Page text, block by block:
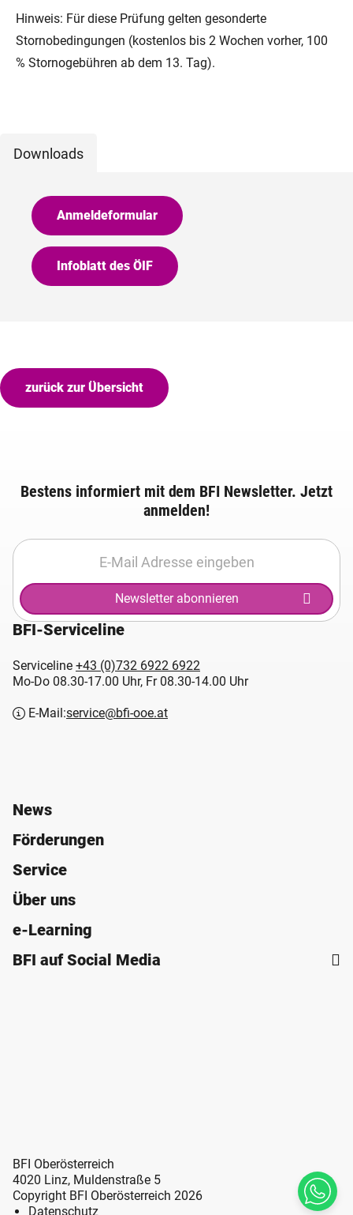
Hinweis: Für diese Prüfung gelten gesonderte
Stornobedingungen (kostenlos bis 2 Wochen vorher, 100
% Stornogebühren ab dem 13. Tag).
Downloads
Anmeldeformular
Infoblatt des ÖIF
zurück zur Übersicht
Bestens informiert mit dem BFI Newsletter. Jetzt
anmelden!
Newsletter abonnieren
BFI-Serviceline
Serviceline +43 (0)732 6922 6922
Mo-Do 08.30-17.00 Uhr, Fr 08.30-14.00 Uhr
E-Mail:service@bfi-ooe.at
News
Förderungen
Service
Über uns
e-Learning
BFI auf Social Media
BFI Oberösterreich
4020 Linz, Muldenstraße 5
Copyright BFI Oberösterreich 2026
Datenschutz